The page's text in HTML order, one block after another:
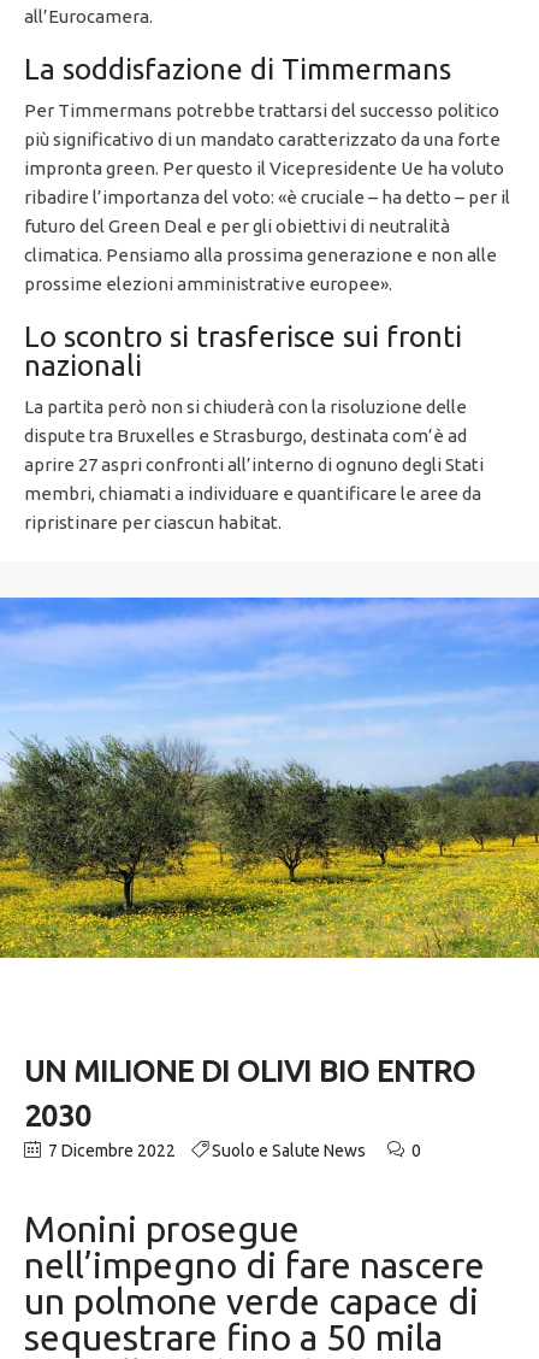
all’Eurocamera.
La soddisfazione di Timmermans
Per Timmermans potrebbe trattarsi del successo politico
più significativo di un mandato caratterizzato da una forte
impronta green. Per questo il Vicepresidente Ue ha voluto
ribadire l’importanza del voto: «è cruciale – ha detto – per il
futuro del Green Deal e per gli obiettivi di neutralità
climatica. Pensiamo alla prossima generazione e non alle
prossime elezioni amministrative europee».
Lo scontro si trasferisce sui fronti
nazionali
La partita però non si chiuderà con la risoluzione delle
dispute tra Bruxelles e Strasburgo, destinata com’è ad
aprire 27 aspri confronti all’interno di ognuno degli Stati
membri, chiamati a individuare e quantificare le aree da
ripristinare per ciascun habitat.
UN MILIONE DI OLIVI BIO ENTRO
2030
7 Dicembre 2022 Suolo e Salute News 0
Monini prosegue
nell’impegno di fare nascere
un polmone verde capace di
sequestrare fino a 50 mila